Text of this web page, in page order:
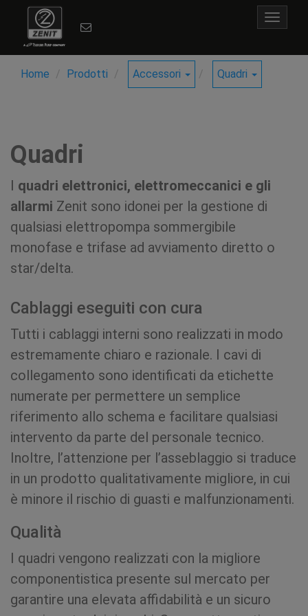
Toggle
Home Prodotti Accessori Quadri
Quadri
I quadri elettronici, elettromeccanici e gli
allarmi Zenit sono idonei per la gestione di
qualsiasi elettropompa sommergibile
monofase e trifase ad avviamento diretto o
star/delta.
Cablaggi eseguiti con cura
Tutti i cablaggi interni sono realizzati in modo
estremamente chiaro e razionale. I cavi di
collegamento sono identificati da etichette
numerate per permettere un semplice
riferimento allo schema e facilitare qualsiasi
intervento da parte del personale tecnico.
Inoltre, l’attenzione per l’asseblaggio si traduce
in un prodotto qualitativamente migliore, in cui
è minore il rischio di guasti e malfunzionamenti.
Qualità
I quadri vengono realizzati con la migliore
componentistica presente sul mercato per
garantire una elevata affidabilità e un sicuro